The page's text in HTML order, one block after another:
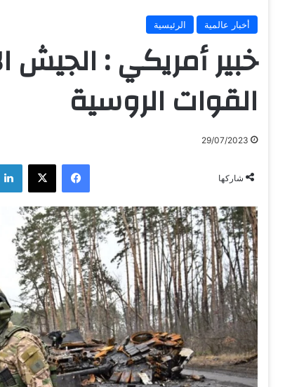
أخبار عالمية الرئيسية
خبير أمريكي : الجيش
القوات الروسية
29/07/2023
شاركها
فيسبوك ‫X